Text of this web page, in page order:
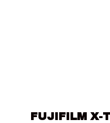
FUJIFILM X-